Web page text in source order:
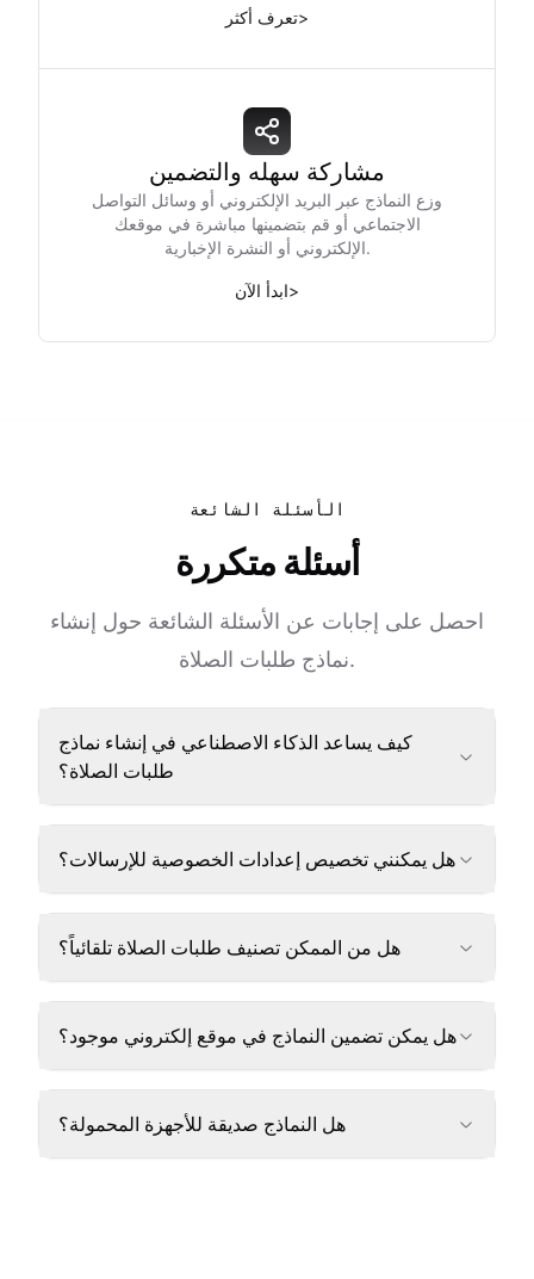
تعرف أكثر>
مشاركة سهله والتضمين
وزع النماذج عبر البريد الإلكتروني أو وسائل التواصل
الاجتماعي أو قم بتضمينها مباشرة في موقعك
الإلكتروني أو النشرة الإخبارية.
ابدأ الآن>
الأسئلة الشائعة
أسئلة متكررة
احصل على إجابات عن الأسئلة الشائعة حول إنشاء
نماذج طلبات الصلاة.
كيف يساعد الذكاء الاصطناعي في إنشاء نماذج
طلبات الصلاة؟
هل يمكنني تخصيص إعدادات الخصوصية للإرسالات؟
هل من الممكن تصنيف طلبات الصلاة تلقائياً؟
هل يمكن تضمين النماذج في موقع إلكتروني موجود؟
هل النماذج صديقة للأجهزة المحمولة؟